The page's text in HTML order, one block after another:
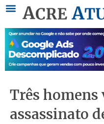
conteúdo
Três
assassinato